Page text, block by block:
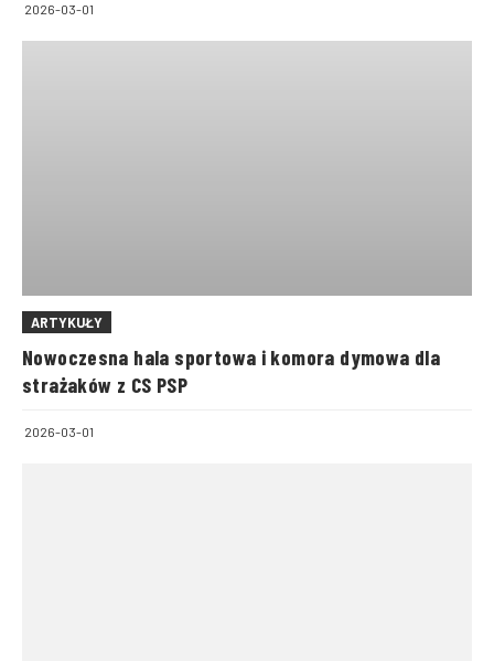
2026-03-01
ARTYKUŁY
Nowoczesna hala sportowa i komora dymowa dla
strażaków z CS PSP
2026-03-01